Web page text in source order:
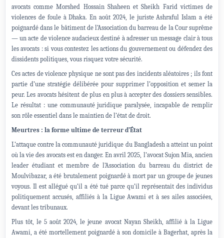
avocats comme Morshed Hossain Shaheen et Sheikh Farid victimes de
violences de foule à Dhaka. En août 2024, le juriste Ashraful Islam a été
poignardé dans le bâtiment de l’Association du barreau de la Cour suprême
— un acte de violence audacieux destiné à adresser un message clair à tous
les avocats : si vous contestez les actions du gouvernement ou défendez des
dissidents politiques, vous risquez votre sécurité.
Ces actes de violence physique ne sont pas des incidents aléatoires ; ils font
partie d’une stratégie délibérée pour supprimer l’opposition et semer la
peur. Les avocats hésitent de plus en plus à accepter des dossiers sensibles.
Le résultat : une communauté juridique paralysée, incapable de remplir
son rôle essentiel dans le maintien de l’état de droit.
Meurtres : la forme ultime de terreur d’État
L’attaque contre la communauté juridique du Bangladesh a atteint un point
où la vie des avocats est en danger. En avril 2025, l’avocat Sujon Mia, ancien
leader étudiant et membre de l’Association du barreau du district de
Moulvibazar, a été brutalement poignardé à mort par un groupe de jeunes
voyous. Il est allégué qu’il a été tué parce qu’il représentait des individus
politiquement accusés, affiliés à la Ligue Awami et à ses ailes associées,
devant les tribunaux.
Plus tôt, le 5 août 2024, le jeune avocat Nayan Sheikh, affilié à la Ligue
Awami, a été mortellement poignardé à son domicile à Bagerhat, après la